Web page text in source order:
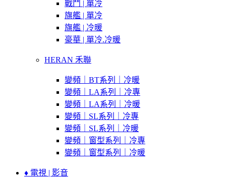
戰鬥 | 單冷
旗艦 | 單冷
旗艦 | 冷暖
豪華 | 單冷.冷暖
HERAN 禾聯
變頻｜BT系列｜冷暖
變頻｜LA系列｜冷專
變頻｜LA系列｜冷暖
變頻｜SL系列｜冷專
變頻｜SL系列｜冷暖
變頻｜窗型系列｜冷專
變頻｜窗型系列｜冷暖
♦ 電視 | 影音